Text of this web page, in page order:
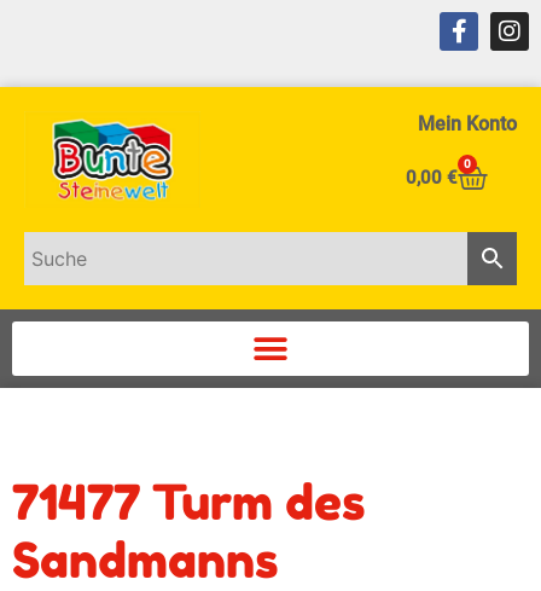
Mein Konto
0,00 €
0
71477 Turm des
Sandmanns